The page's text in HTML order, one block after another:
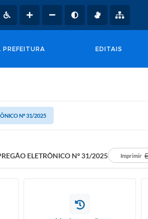
PREFEITURA EDITAIS
Nº 31/2025
ELETRÔNICO Nº 31/2025 Imprimir